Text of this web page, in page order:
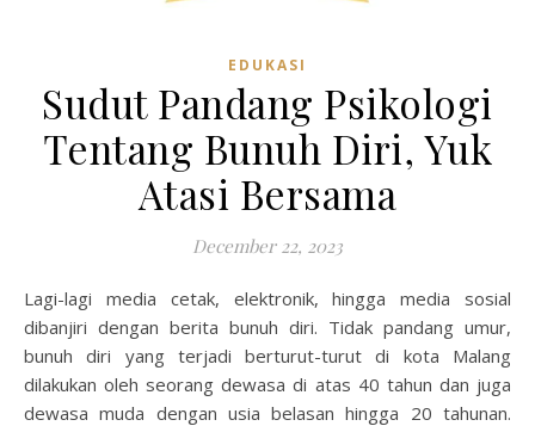
EDUKASI
Sudut Pandang Psikologi
Tentang Bunuh Diri, Yuk
Atasi Bersama
December 22, 2023
Lagi-lagi media cetak, elektronik, hingga media sosial
dibanjiri dengan berita bunuh diri. Tidak pandang umur,
bunuh diri yang terjadi berturut-turut di kota Malang
dilakukan oleh seorang dewasa di atas 40 tahun dan juga
dewasa muda dengan usia belasan hingga 20 tahunan.